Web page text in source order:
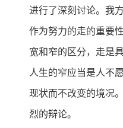
进行了深刻讨论。我
作为努力的走的重要
宽和窄的区分，走是
人生的窄应当是人不
现状而不改变的境况
烈的辩论。